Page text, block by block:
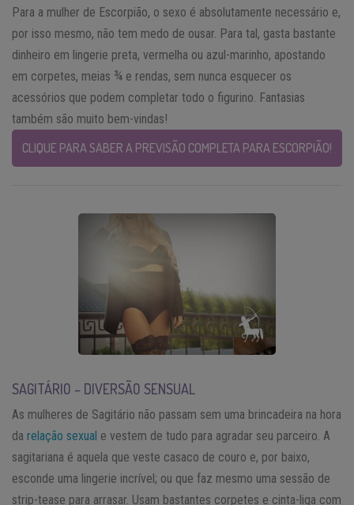
Para a mulher de Escorpião, o sexo é absolutamente necessário e,
por isso mesmo, não tem medo de ousar. Para tal, gasta bastante
dinheiro em lingerie preta, vermelha ou azul-marinho, apostando
em corpetes, meias ¾ e rendas, sem nunca esquecer os
acessórios que podem completar todo o figurino. Fantasias
também são muito bem-vindas!
CLIQUE PARA SABER A PREVISÃO COMPLETA PARA ESCORPIÃO!
SAGITÁRIO – DIVERSÃO SENSUAL
As mulheres de Sagitário não passam sem uma brincadeira na hora
da relação sexual e vestem de tudo para agradar seu parceiro. A
sagitariana é aquela que veste casaco de couro e, por baixo,
esconde uma lingerie incrível; ou que faz mesmo uma sessão de
strip-tease para arrasar. Usam bastantes corpetes e cinta-liga com